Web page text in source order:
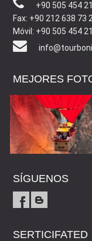
+90 505 454
Fax: +90 212 638 73
Móvil: +90 505 454
MEJORES
SÍGUENOS
SERTICIFATED